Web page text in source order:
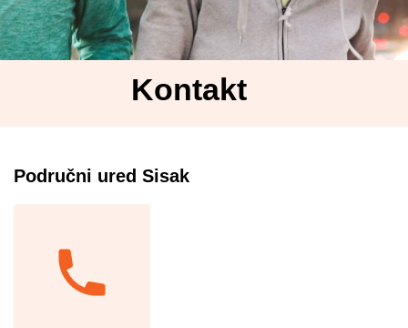
Kontakt
Kontakt
Područni ured Sisak